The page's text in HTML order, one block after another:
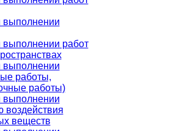
выполнении
выполнении работ
выполнении
работы,
работы)
выполнении
воздействия
веществ